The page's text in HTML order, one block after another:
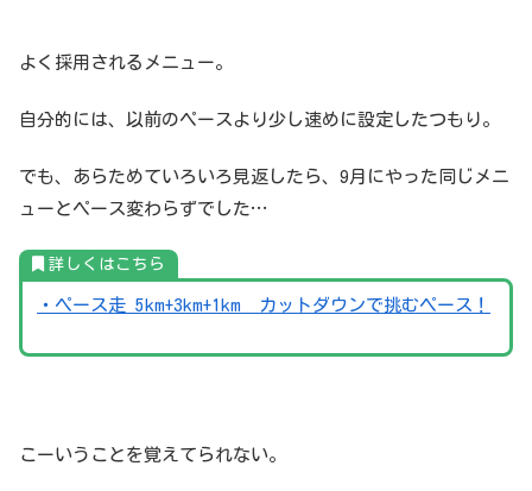
よく採用されるメニュー。
自分的には、以前のペースより少し速めに設定したつもり。
でも、あらためていろいろ見返したら、9月にやった同じメニ
ューとペース変わらずでした…
詳しくはこちら
・ペース走 5km+3km+1km カットダウンで挑むペース！
こーいうことを覚えてられない。